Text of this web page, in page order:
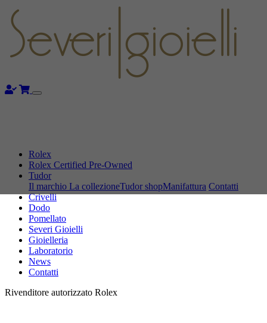
Rolex
Rolex Certified Pre-Owned
Tudor
Il marchio La collezioneTudor shopManifattura Contatti
Crivelli
Dodo
Pomellato
Severi Gioielli
Gioielleria
Laboratorio
News
Contatti
Rivenditore autorizzato Rolex